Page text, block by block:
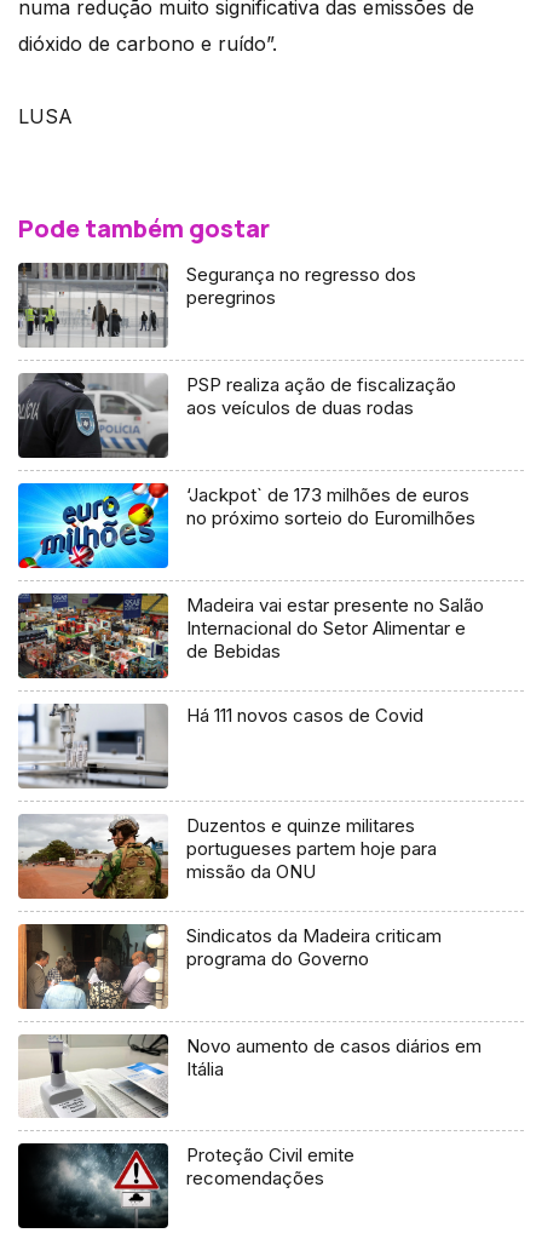
numa redução muito significativa das emissões de
dióxido de carbono e ruído”.
LUSA
Pode também gostar
Segurança no regresso dos
peregrinos
PSP realiza ação de fiscalização
aos veículos de duas rodas
‘Jackpot` de 173 milhões de euros
no próximo sorteio do Euromilhões
Madeira vai estar presente no Salão
Internacional do Setor Alimentar e
de Bebidas
Há 111 novos casos de Covid
Duzentos e quinze militares
portugueses partem hoje para
missão da ONU
Sindicatos da Madeira criticam
programa do Governo
Novo aumento de casos diários em
Itália
Proteção Civil emite
recomendações